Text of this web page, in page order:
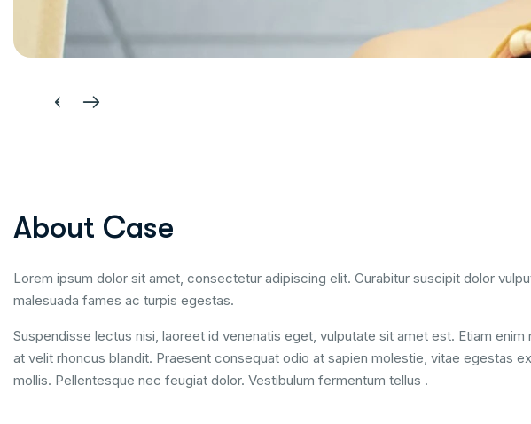
About Case
Lorem ipsum dolor sit amet, consectetur adipiscing elit. Curabitur suscipit dolor
malesuada fames ac turpis egestas.
Suspendisse lectus nisi, laoreet id venenatis eget, vulputate sit amet est. Etiam
at velit rhoncus blandit. Praesent consequat odio at sapien molestie, vitae egestas
mollis. Pellentesque nec feugiat dolor. Vestibulum fermentum tellus .